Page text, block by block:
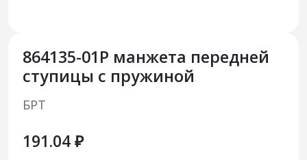
864135-01Р манжета передней
ступицы с пружиной
БРТ
191.04 ₽